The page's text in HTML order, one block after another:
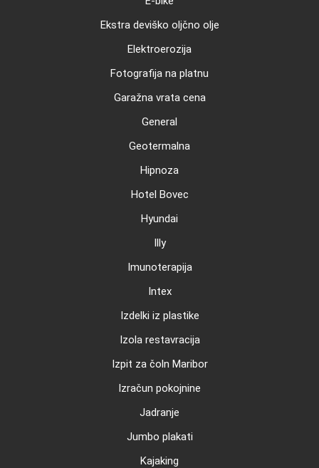
Ekstra deviško oljčno olje
Elektroerozija
Fotografija na platnu
Garažna vrata cena
General
Geotermalna
Hipnoza
Hotel Bovec
Hyundai
Illy
Imunoterapija
Intex
Izdelki iz plastike
Izola restavracija
Izpit za čoln Maribor
Izračun pokojnine
Jadranje
Jumbo plakati
Kajaking